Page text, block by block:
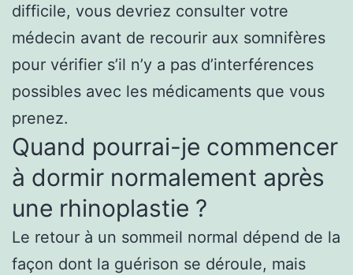
difficile, vous devriez consulter votre
médecin avant de recourir aux somnifères
pour vérifier s’il n’y a pas d’interférences
possibles avec les médicaments que vous
prenez.
Quand pourrai-je commencer
à dormir normalement après
une rhinoplastie ?
Le retour à un sommeil normal dépend de la
façon dont la guérison se déroule, mais